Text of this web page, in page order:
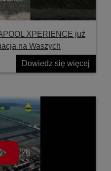
XPERIENCE już
na Waszych
Dowiedz się więcej